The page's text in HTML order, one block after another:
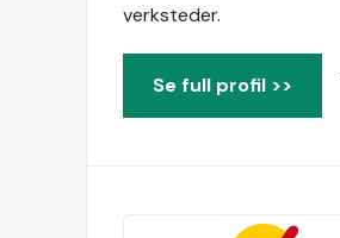
verksteder.
Se full profil >>